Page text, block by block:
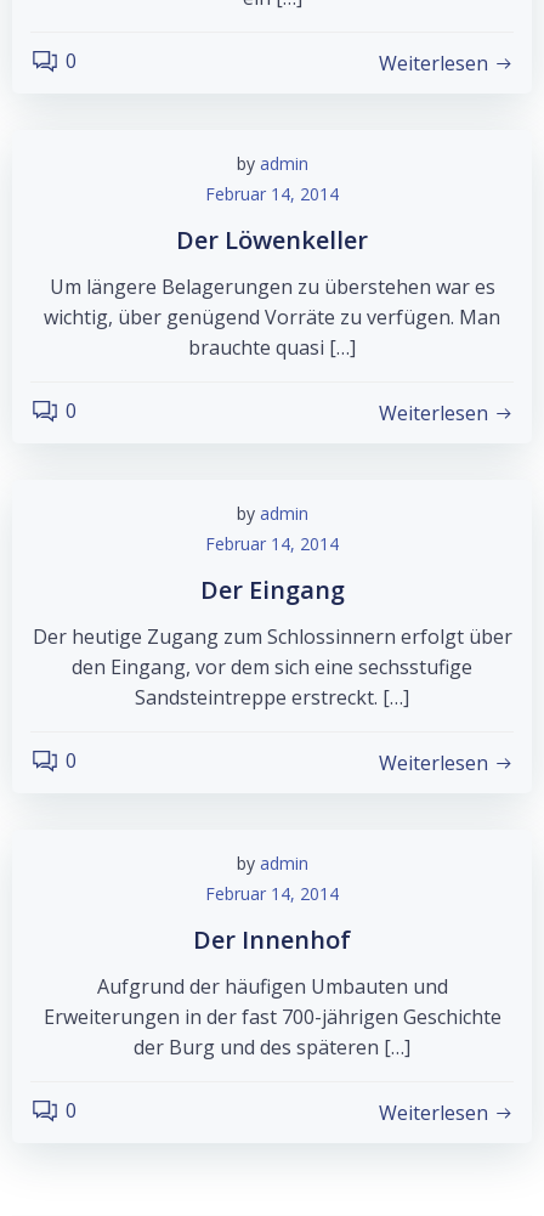
0 Weiterlesen
by admin
Februar 14, 2014
Der Löwenkeller
Um längere Belagerungen zu überstehen war es
wichtig, über genügend Vorräte zu verfügen. Man
brauchte quasi […]
0 Weiterlesen
by admin
Februar 14, 2014
Der Eingang
Der heutige Zugang zum Schlossinnern erfolgt über
den Eingang, vor dem sich eine sechsstufige
Sandsteintreppe erstreckt. […]
0 Weiterlesen
by admin
Februar 14, 2014
Der Innenhof
Aufgrund der häufigen Umbauten und
Erweiterungen in der fast 700-jährigen Geschichte
der Burg und des späteren […]
0 Weiterlesen